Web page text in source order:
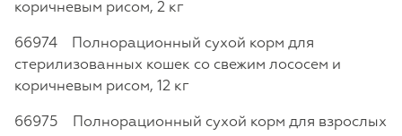
коричневым рисом, 2 кг
66974 Полнорационный сухой корм для
стерилизованных кошек со свежим лососем и
коричневым рисом, 12 кг
66975 Полнорационный сухой корм для взрослых